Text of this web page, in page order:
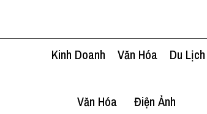
Kinh Doanh Văn Hóa Du Lịch
Văn Hóa Điện Ảnh